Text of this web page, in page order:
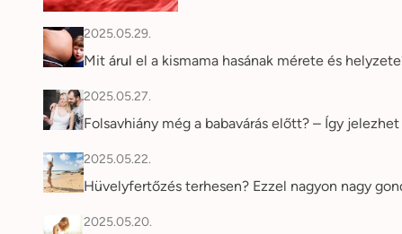
2025.05.29.
Mit árul el a kismama hasának mérete és
2025.05.27.
Folsavhiány még a babavárás előtt? – Így
2025.05.22.
Hüvelyfertőzés terhesen? Ezzel nagyon nagy
2025.05.20.